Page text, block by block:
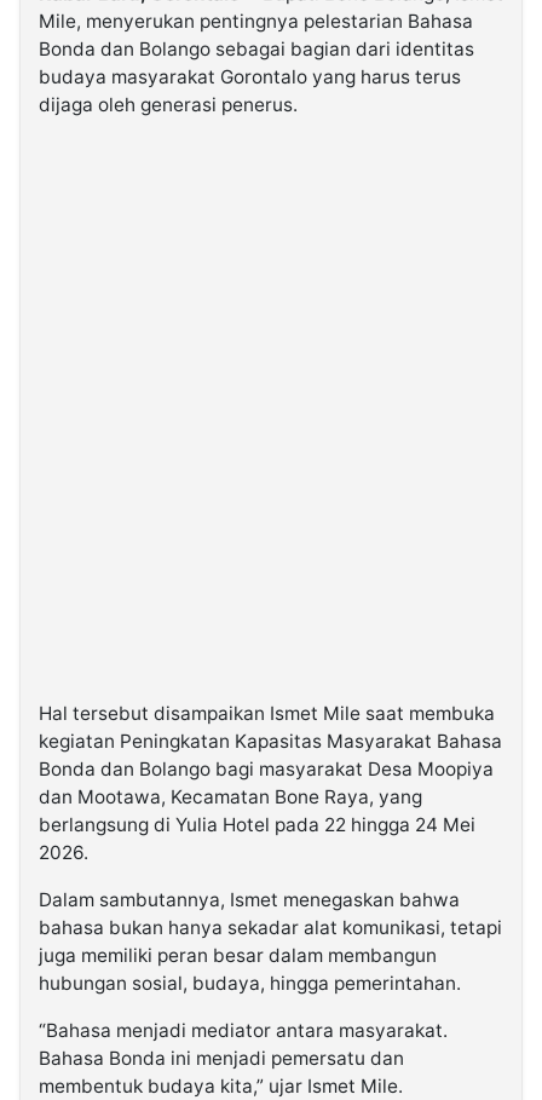
Kabarbaru.co
2026
Mile, menyerukan pentingnya pelestarian Bahasa
Bonda dan Bolango sebagai bagian dari identitas
budaya masyarakat Gorontalo yang harus terus
dijaga oleh generasi penerus.
Hal tersebut disampaikan Ismet Mile saat membuka
kegiatan Peningkatan Kapasitas Masyarakat Bahasa
Bonda dan Bolango bagi masyarakat Desa Moopiya
dan Mootawa, Kecamatan Bone Raya, yang
berlangsung di Yulia Hotel pada 22 hingga 24 Mei
2026.
Dalam sambutannya, Ismet menegaskan bahwa
bahasa bukan hanya sekadar alat komunikasi, tetapi
juga memiliki peran besar dalam membangun
hubungan sosial, budaya, hingga pemerintahan.
“Bahasa menjadi mediator antara masyarakat.
Bahasa Bonda ini menjadi pemersatu dan
membentuk budaya kita,” ujar Ismet Mile.